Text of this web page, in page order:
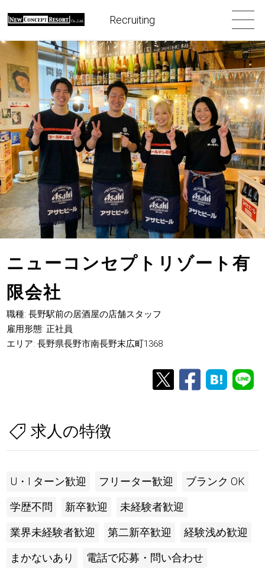
Recruiting
ニューコンセプトリゾート有
限会社
職種: 長野駅前の居酒屋の店舗スタッフ
雇用形態: 正社員
エリア: 長野県長野市南長野末広町1368
求人の特徴
U・I ターン歓迎 フリーター歓迎 ブランク OK
学歴不問 新卒歓迎 未経験者歓迎
業界未経験者歓迎 第二新卒歓迎 経験浅め歓迎
まかないあり 電話で応募・問い合わせ